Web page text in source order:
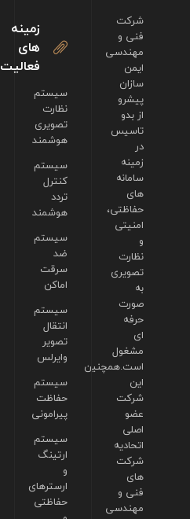
زمینه
های
فعالیت
سیستم
نظارت
تصویری
هوشمند
سیستم
کنترل
تردد
هوشمند
سیستم
ضد
سرقت
اماکن
سیستم
انتقال
تصویر
وایرلس
سیستم
حفاظت
پیرامونی
سیستم
ارتینگ
و
ارسترهای
حفاظتی
شرکت
فنی و
مهندسی
ایمن
سازان
پیشرو
از بدو
تاسیس
در
زمینه
سامانه
های
حفاظتی،
امنیتی
و
نظارت
تصویری
به
صورت
حرفه
ای
مشغول
است.همچنین
این
شرکت
عضو
اصلی
اتحادیه
شرکت
های
فنی و
مهندسی